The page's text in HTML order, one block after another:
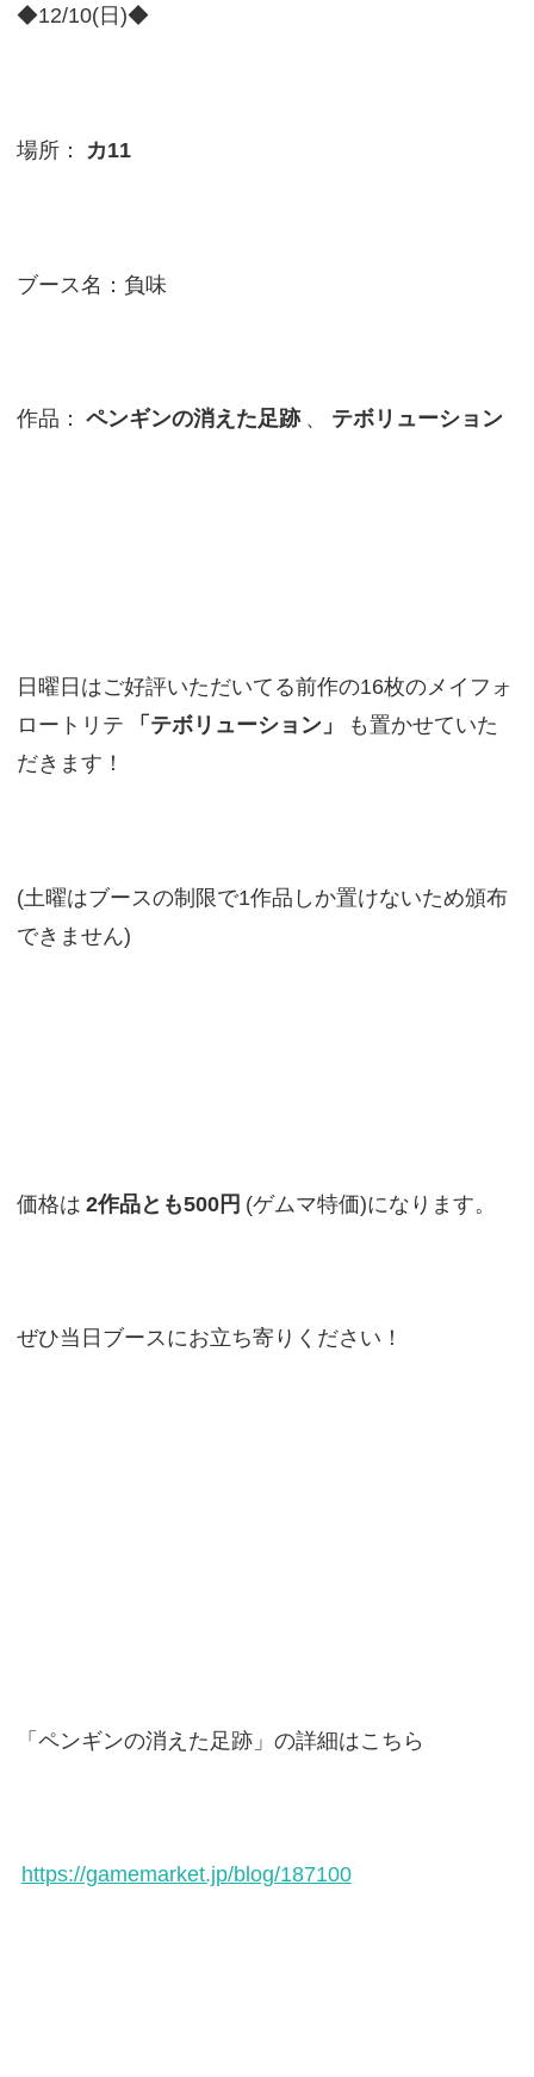
◆12/10(日)◆
場所： カ11
ブース名：負味
作品： ペンギンの消えた足跡 、 テボリューション
日曜日はご好評いただいてる前作の16枚のメイフォ
ロートリテ
「テボリューション」
も置かせていた
だきます！
(土曜はブースの制限で1作品しか置けないため頒布
できません)
価格は 2作品とも500円 (ゲムマ特価)になります。
ぜひ当日ブースにお立ち寄りください！
「ペンギンの消えた足跡」の詳細はこちら
https://gamemarket.jp/blog/187100